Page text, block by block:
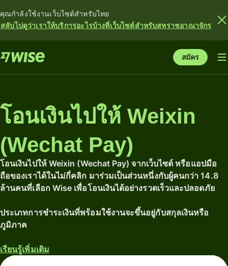
คุณกำลังใช้งานเว็บไซต์สำหรับไทย
สลับไปดูว่าเราให้บริการอะไรบ้างที่เว็บไซต์สำหรับสหราชอาณาจักร
สมัคร
โอนเงินไปให้ Weixin
(Wechat Pay)
โอนเงินไปให้ Weixin (Wechat Pay) จากเว็บไซต์ หรือแอปมือ
ถือของเราได้ในไม่กี่คลิก มาร่วมเป็นส่วนหนึ่งกับผู้คนกว่า 14.8
ล้านคนที่เลือก Wise เพื่อโอนเงินได้อย่างรวดเร็วและปลอดภัย
ประเภทการชำระเงินที่พร้อมใช้งานจะขึ้นอยู่กับสกุลเงินหรือ
ภูมิภาค
เรียนรู้เพิ่มเติม